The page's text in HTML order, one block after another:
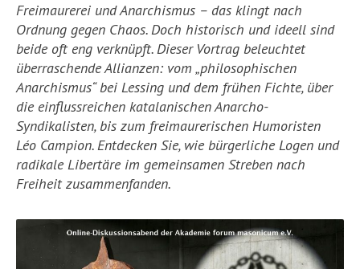
Freimaurerei und Anarchismus – das klingt nach
Ordnung gegen Chaos. Doch historisch und ideell sind
beide oft eng verknüpft. Dieser Vortrag beleuchtet
überraschende Allianzen: vom „philosophischen
Anarchismus“ bei Lessing und dem frühen Fichte, über
die einflussreichen katalanischen Anarcho-
Syndikalisten, bis zum freimaurerischen Humoristen
Léo Campion. Entdecken Sie, wie bürgerliche Logen und
radikale Libertäre im gemeinsamen Streben nach
Freiheit zusammenfanden.